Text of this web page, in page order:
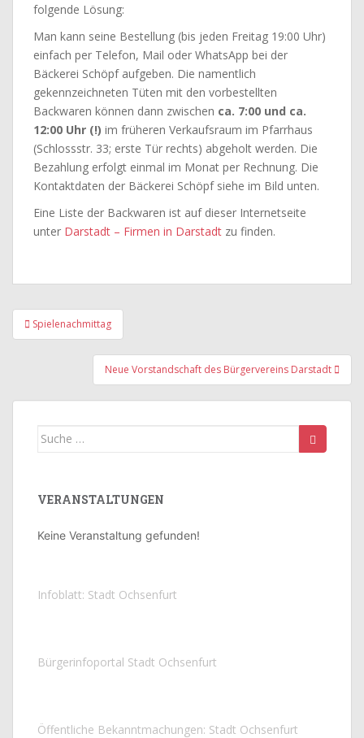
folgende Lösung:
Man kann seine Bestellung (bis jeden Freitag 19:00 Uhr)
einfach per Telefon, Mail oder WhatsApp bei der
Bäckerei Schöpf aufgeben. Die namentlich
gekennzeichneten Tüten mit den vorbestellten
Backwaren können dann zwischen ca. 7:00 und ca.
12:00 Uhr (!) im früheren Verkaufsraum im Pfarrhaus
(Schlossstr. 33; erste Tür rechts) abgeholt werden. Die
Bezahlung erfolgt einmal im Monat per Rechnung. Die
Kontaktdaten der Bäckerei Schöpf siehe im Bild unten.
Eine Liste der Backwaren ist auf dieser Internetseite
unter Darstadt – Firmen in Darstadt zu finden.
Beitragsnavigation
Spielenachmittag
Neue Vorstandschaft des Bürgervereins Darstadt
Suche
VERANSTALTUNGEN
Keine Veranstaltung gefunden!
Infoblatt: Stadt Ochsenfurt
Bürgerinfoportal Stadt Ochsenfurt
Öffentliche Bekanntmachungen: Stadt Ochsenfurt